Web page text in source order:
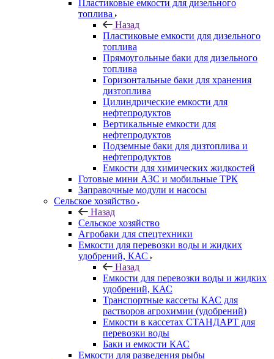
Пластиковые емкости для дизельного
топлива
Назад
Пластиковые емкости для дизельного
топлива
Прямоугольные баки для дизельного
топлива
Горизонтальные баки для хранения
дизтоплива
Цилиндрические емкости для
нефтепродуктов
Вертикальные емкости для
нефтепродуктов
Подземные баки для дизтоплива и
нефтепродуктов
Емкости для химических жидкостей
Готовые мини АЗС и мобильные ТРК
Заправочные модули и насосы
Сельское хозяйство
Назад
Сельское хозяйство
Агробаки для спецтехники
Емкости для перевозки воды и жидких
удобрений, КАС
Назад
Емкости для перевозки воды и жидких
удобрений, КАС
Транспортные кассеты КАС для
растворов агрохимии (удобрений)
Емкости в кассетах СТАНДАРТ для
перевозки воды
Баки и емкости КАС
Емкости для разведения рыбы